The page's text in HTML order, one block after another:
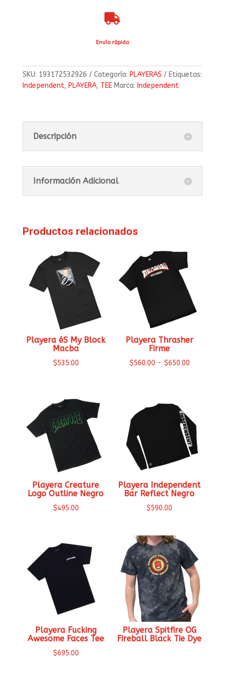

Envío rápido
SKU: 193172532926 Categoría: PLAYERAS
Etiquetas:
Independent, PLAYERA, TEE Marca: Independent
Descripción
Información Adicional
Productos relacionados
Playera éS My Block
Macba
$535.00
Playera Thrasher
Firme
$560.00 - $650.00Rango
hasta
$650.00
Playera Creature
Logo Outline Negro
$495.00
Playera Independent
Bar Reflect Negro
$590.00
Playera Fucking
Awesome Faces Tee
$695.00
Playera Spitfire OG
Fireball Black Tie Dye